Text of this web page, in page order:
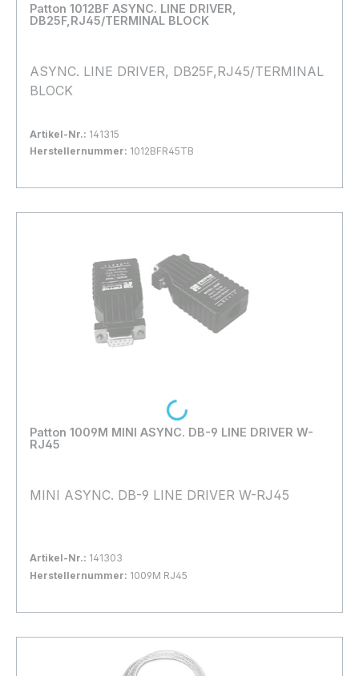
Patton 1012BF ASYNC. LINE DRIVER,
DB25F,RJ45/TERMINAL BLOCK
ASYNC. LINE DRIVER, DB25F,RJ45/TERMINAL
BLOCK
Artikel-Nr.: 141315
Herstellernummer: 1012BFR45TB
In den Warenkorb
Patton 1009M MINI ASYNC. DB-9 LINE DRIVER W-
RJ45
MINI ASYNC. DB-9 LINE DRIVER W-RJ45
Artikel-Nr.: 141303
Herstellernummer: 1009M RJ45
In den Warenkorb
Loading...